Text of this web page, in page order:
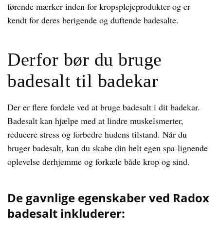
førende mærker inden for kropsplejeprodukter og er
kendt for deres berigende og duftende badesalte.
Derfor bør du bruge
badesalt til badekar
Der er flere fordele ved at bruge badesalt i dit badekar.
Badesalt kan hjælpe med at lindre muskelsmerter,
reducere stress og forbedre hudens tilstand. Når du
bruger badesalt, kan du skabe din helt egen spa-lignende
oplevelse derhjemme og forkæle både krop og sind.
De gavnlige egenskaber ved Radox
badesalt inkluderer: